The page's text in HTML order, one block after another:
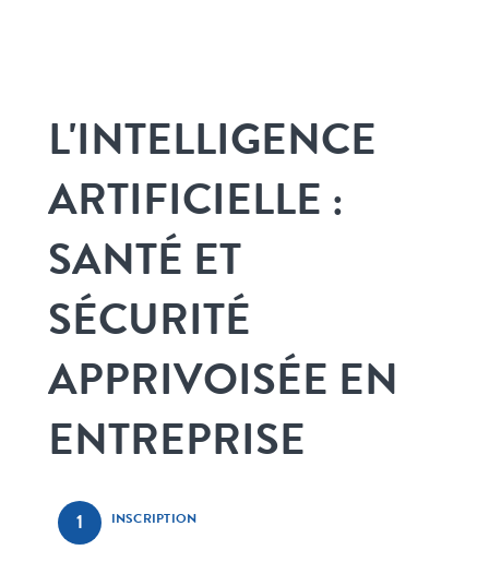
L'INTELLIGENCE
ARTIFICIELLE :
SANTÉ ET
SÉCURITÉ
APPRIVOISÉE EN
ENTREPRISE
INSCRIPTION